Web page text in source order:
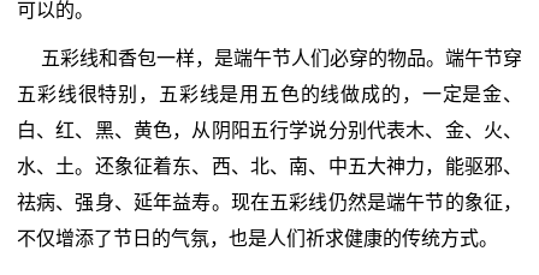
可以的。
五彩线和香包一样，是端午节人们必穿的物品。端午节穿
五彩线很特别，五彩线是用五色的线做成的，一定是金、
白、红、黑、黄色，从阴阳五行学说分别代表木、金、火、
水、土。还象征着东、西、北、南、中五大神力，能驱邪、
祛病、强身、延年益寿。现在五彩线仍然是端午节的象征，
不仅增添了节日的气氛，也是人们祈求健康的传统方式。